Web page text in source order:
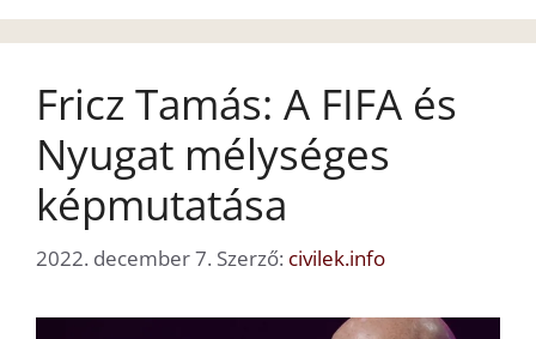
Fricz Tamás: A FIFA és
Nyugat mélységes
képmutatása
2022. december 7. Szerző: civilek.info